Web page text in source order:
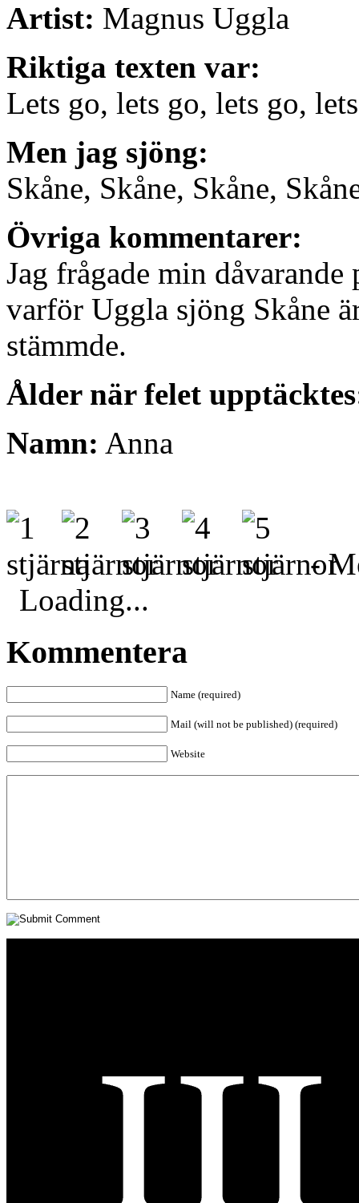
Artist: Magnus Uggla
Riktiga texten var:
Lets go, lets go, lets go,
Men jag sjöng:
Skåne, Skåne, Skåne,
Övriga kommentarer:
Jag frågade min
varför Uggla sjöng Skåne
stämmde.
Ålder när felet
Namn: Anna
-
Loading...
Kommentera
Name (required)
Mail (will not be published) (required)
Website